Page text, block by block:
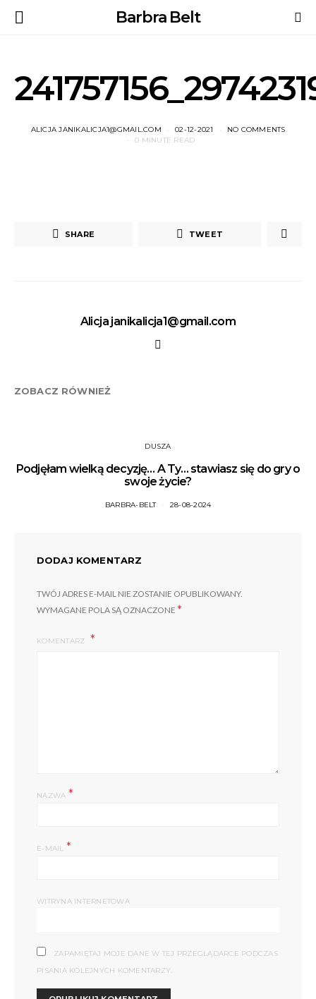
Barbra Belt
ALICJA JANIKALICJA1@GMAIL.COM 02-12-2021
NO COMMENTS
0 MINUTE READ
SHARE TWEET
Alicja janikalicja1@gmail.com
ZOBACZ RÓWNIEŻ
DUSZA
Podjęłam wielką decyzję… A Ty… stawiasz się do gry o
swoje życie?
BARBRA-BELT 28-08-2024
DODAJ KOMENTARZ
TWÓJ ADRES E-MAIL NIE ZOSTANIE OPUBLIKOWANY.
WYMAGANE POLA SĄ OZNACZONE *
KOMENTARZ
NAZWA *
E-MAIL *
WITRYNA INTERNETOWA
ZAPAMIĘTAJ MOJE DANE W TEJ PRZEGLĄDARCE PODCZAS
PISANIA KOLEJNYCH KOMENTARZY.